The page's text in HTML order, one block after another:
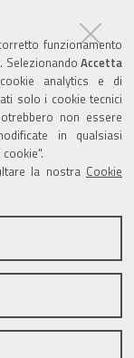
funzionamento
Selezionando Accetta
analytics e di
solo i cookie tecnici
non essere
in qualsiasi
la nostra Cookie